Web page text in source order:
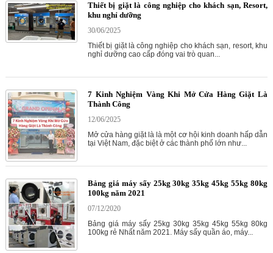
Thiết bị giặt là công nghiệp cho khách sạn, Resort,
khu nghỉ dưỡng
30/06/2025
Thiết bị giặt là công nghiệp cho khách sạn, resort, khu
nghỉ dưỡng cao cấp đóng vai trò quan...
7 Kinh Nghiệm Vàng Khi Mở Cửa Hàng Giặt Là
Thành Công
12/06/2025
Mở cửa hàng giặt là là một cơ hội kinh doanh hấp dẫn
tại Việt Nam, đặc biệt ở các thành phố lớn như...
Bảng giá máy sấy 25kg 30kg 35kg 45kg 55kg 80kg
100kg năm 2021
07/12/2020
Bảng giá máy sấy 25kg 30kg 35kg 45kg 55kg 80kg
100kg rẻ Nhất năm 2021. Máy sấy quần áo, máy...